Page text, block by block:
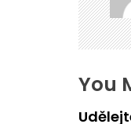
o
p
ř
s
You